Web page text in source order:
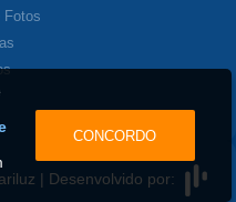
Fotos
| Desenvolvido por:
CONCORDO